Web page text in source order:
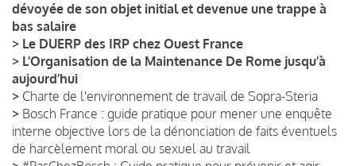
dévoyée de son objet initial et devenue une trappe à
bas salaire
> Le DUERP des IRP chez Ouest France
> L’Organisation de la Maintenance De Rome jusqu’à
aujourd’hui
> Charte de l'environnement de travail de Sopra-Steria
> Bosch France : guide pratique pour mener une enquête
interne objective lors de la dénonciation de faits éventuels
de harcèlement moral ou sexuel au travail